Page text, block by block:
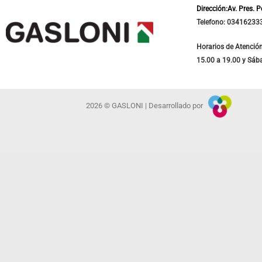
Dirección:Av. Pres.
Telefono:
Horarios de
15.00 a 19.00 y
2026 © GASLONI | Desarrollado por